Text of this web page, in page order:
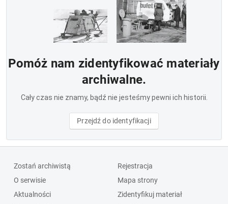
Pomóż nam zidentyfikować materiały
archiwalne.
Cały czas nie znamy, bądź nie jesteśmy pewni ich historii.
Przejdź do identyfikacji
Zostań archiwistą
O serwisie
Aktualności
Rejestracja
Mapa strony
Zidentyfikuj materiał